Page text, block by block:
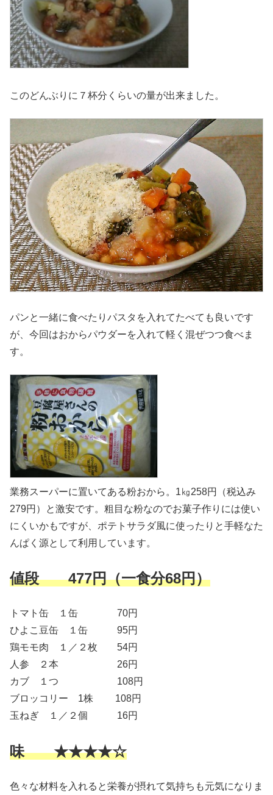
このどんぶりに７杯分くらいの量が出来ました。
パンと一緒に食べたりパスタを入れてたべても良いです
が、今回はおからパウダーを入れて軽く混ぜつつ食べま
す。
業務スーパーに置いてある粉おから。1㎏258円（税込み
279円）と激安です。粗目な粉なのでお菓子作りには使い
にくいかもですが、ポテトサラダ風に使ったりと手軽なた
んぱく源として利用しています。
値段 477円（一食分68円）
トマト缶 １缶 70円
ひよこ豆缶 １缶 95円
鶏モモ肉 １／２枚 54円
人参 ２本 26円
カブ １つ 108円
ブロッコリー 1株 108円
玉ねぎ １／２個 16円
味 ★★★★☆
色々な材料を入れると栄養が摂れて気持ちも元気になりま